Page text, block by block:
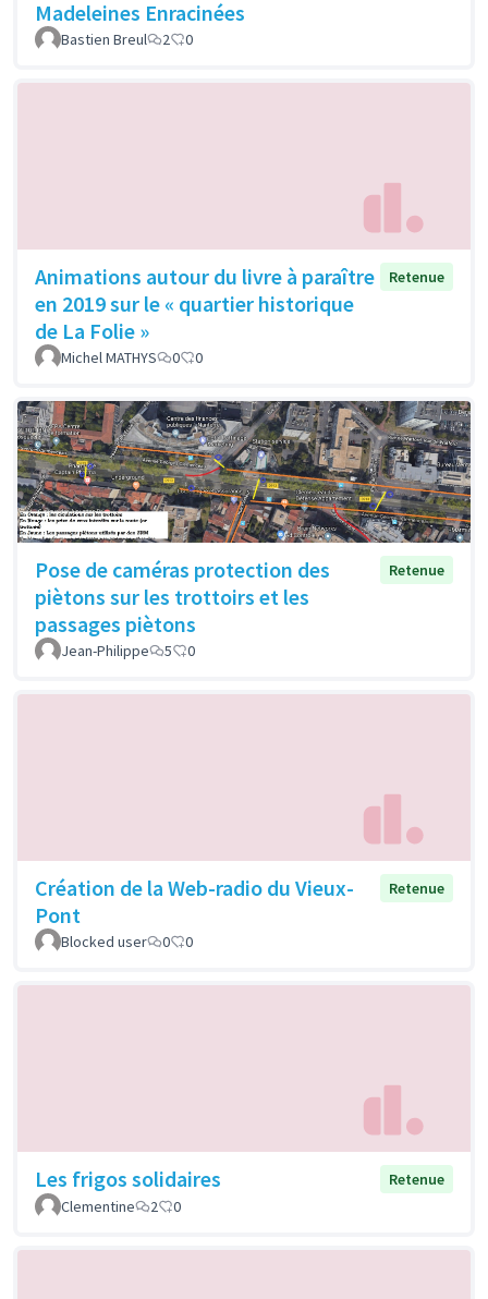
Madeleines Enracinées
Bastien Breul 2 0
Animations autour du livre à paraître
en 2019 sur le « quartier historique
de La Folie »
Retenue
Michel MATHYS 0 0
Pose de caméras protection des
piètons sur les trottoirs et les
passages piètons
Retenue
Jean-Philippe 5 0
Création de la Web-radio du Vieux-
Pont
Retenue
Blocked user 0 0
Les frigos solidaires
Retenue
Clementine
2 0